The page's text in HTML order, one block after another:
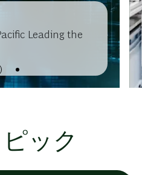
Leading the
ック